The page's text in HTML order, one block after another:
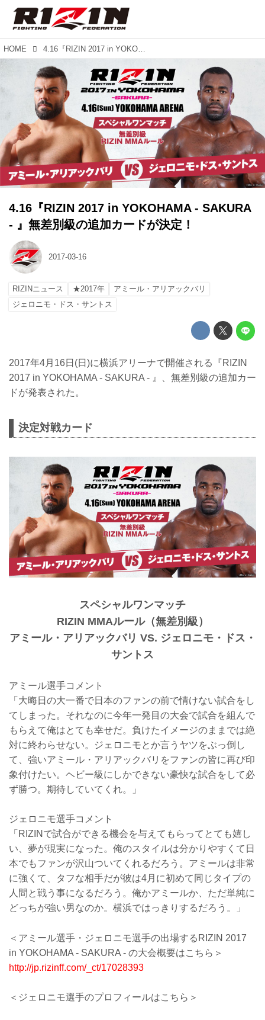
HOME 4.16『RIZIN 2017 in YOKOHAMA - SAKURA - 』無差別級の追加カードが決定！
4.16『RIZIN 2017 in YOKOHAMA - SAKURA
- 』無差別級の追加カードが決定！
2017-03-16
RIZINニュース ★2017年
アミール・アリアックバリ
ジェロニモ・ドス・サントス
2017年4月16日(日)に横浜アリーナで開催される『RIZIN
2017 in YOKOHAMA - SAKURA - 』、無差別級の追加カー
ドが発表された。
決定対戦カード
スペシャルワンマッチ
RIZIN MMAルール（無差別級）
アミール・アリアックバリ VS. ジェロニモ・ドス・
サントス
アミール選手コメント
「大晦日の大一番で日本のファンの前で情けない試合をし
てしまった。それなのに今年一発目の大会で試合を組んで
もらえて俺はとても幸せだ。負けたイメージのままでは絶
対に終わらせない。ジェロニモとか言うヤツをぶっ倒し
て、強いアミール・アリアックバリをファンの皆に再び印
象付けたい。ヘビー級にしかできない豪快な試合をして必
ず勝つ。期待していてくれ。」
ジェロニモ選手コメント
「RIZINで試合ができる機会を与えてもらってとても嬉し
い、夢が現実になった。俺のスタイルは分かりやすくて日
本でもファンが沢山ついてくれるだろう。アミールは非常
に強くて、タフな相手だが彼は4月に初めて同じタイプの
人間と戦う事になるだろう。俺かアミールか、ただ単純に
どっちが強い男なのか。横浜ではっきりするだろう。」
＜アミール選手・ジェロニモ選手の出場するRIZIN 2017
in YOKOHAMA - SAKURA - の大会概要はこちら＞
http://jp.rizinff.com/_ct/17028393
＜ジェロニモ選手のプロフィールはこちら＞